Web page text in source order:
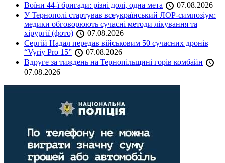
Воїни 44-ї бригади: різні долі, одна мета
07.08.2026
У Тернополі стартував всеукраїнський ЛОР-симпозіум:
медики обговорюють сучасні методи лікування та
хірургії (фото)
07.08.2026
Сергій Надал передав військовим 50 сучасних дронів
“Vyriy Pro 15”
07.08.2026
Вдруге за тиждень на Тернопільщині горів комбайн
07.08.2026